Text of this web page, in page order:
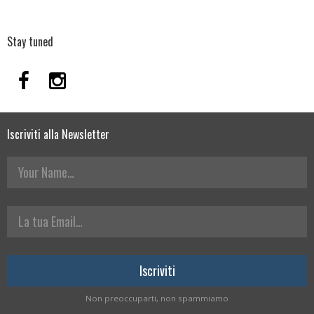
Stay tuned
Iscriviti alla Newsletter
Your Name
La tua Email
Non preoccuparti, non spammiamo